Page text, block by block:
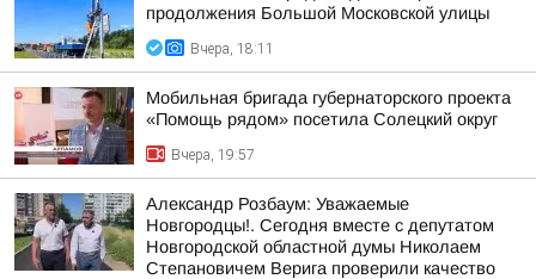
продолжения Большой Московской улицы
Вчера, 18:11
Мобильная бригада губернаторского проекта
«Помощь рядом» посетила Солецкий округ
Вчера, 19:57
Александр Розбаум: Уважаемые
Новгородцы!. Сегодня вместе с депутатом
Новгородской областной думы Николаем
Степановичем Верига проверили качество